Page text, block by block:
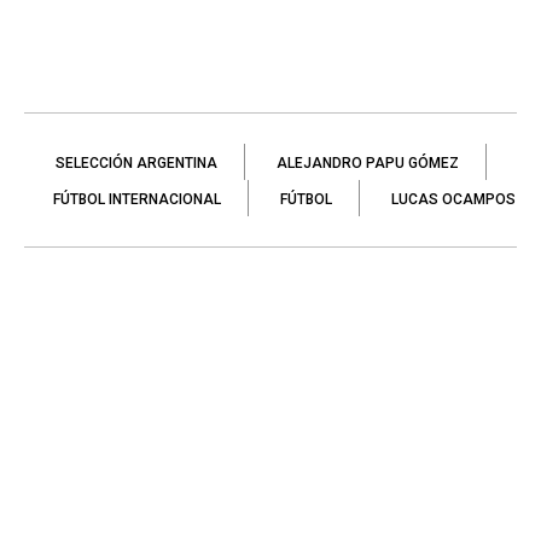
SELECCIÓN ARGENTINA ALEJANDRO PAPU GÓMEZ
FÚTBOL INTERNACIONAL FÚTBOL LUCAS OCAMPOS